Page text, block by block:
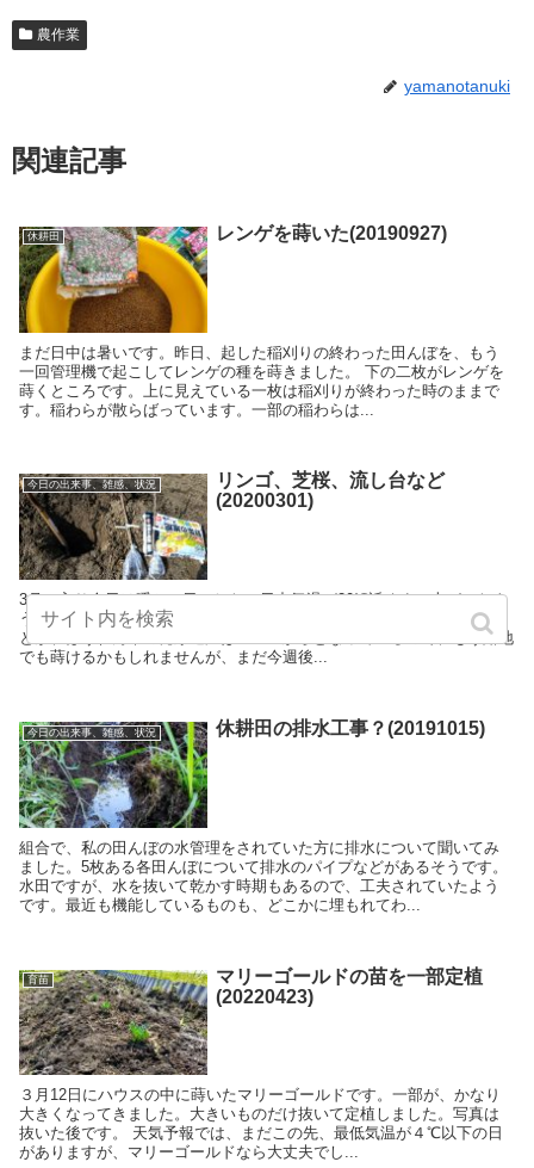
農作業
yamanotanuki
関連記事
休耕田 レンゲを蒔いた(20190927)
まだ日中は暑いです。昨日、起した稲刈りの終わった田んぼを、もう
一回管理機で起こしてレンゲの種を蒔きました。 下の二枚がレンゲを
蒔くところです。上に見えている一枚は稲刈りが終わった時のままで
す。稲わらが散らばっています。一部の稲わらは...
今日の出来事、雑感、状況
リンゴ、芝桜、流し台など
(20200301)
3月に入り今日は暖かい日でした。日中気温が20℃近くまで上がったよ
うです。 地温は、上昇が遅く午後１時で１２℃ぐらいです。ニンジン
とか、ほうれん草の発芽適温は１５℃からとなっているので、もう露地
でも蒔けるかもしれませんが、まだ今週後...
今日の出来事、雑感、状況 休耕田の排水工事？(20191015)
組合で、私の田んぼの水管理をされていた方に排水について聞いてみ
ました。5枚ある各田んぼについて排水のパイプなどがあるそうです。
水田ですが、水を抜いて乾かす時期もあるので、工夫されていたよう
です。最近も機能しているものも、どこかに埋もれてわ...
育苗
マリーゴールドの苗を一部定植
(20220423)
３月12日にハウスの中に蒔いたマリーゴールドです。一部が、かなり
大きくなってきました。大きいものだけ抜いて定植しました。写真は
抜いた後です。 天気予報では、まだこの先、最低気温が４℃以下の日
がありますが、マリーゴールドなら大丈夫でし...